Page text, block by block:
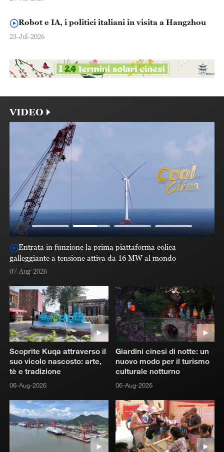
Robot e IA, i politici italiani in visita a Hangzhou
23-Jul-2026
VIDEO
Entrata in funzione la prima piattaforma eolica
galleggiante a tensione attiva da 16 MW al mondo
07-Aug-2026
Scoprite Kuqa attraverso il
suo vicolo nascosto: arte,
tè e tradizione
06-Aug-2026
Giardini cinesi di notte: un
nuovo modo per il turismo
culturale notturno
06-Aug-2026